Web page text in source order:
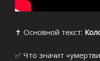
✝️ Основной текст:
✅ Что значит